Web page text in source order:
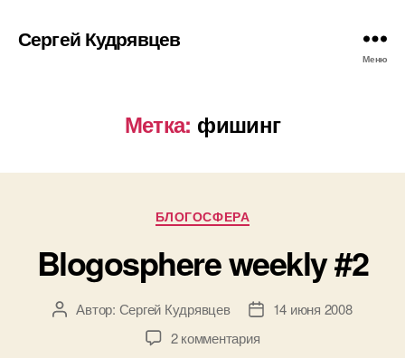
Сергей Кудрявцев
Меню
Метка: фишинг
Рубрики
БЛОГОСФЕРА
Blogosphere weekly #2
АвторАвтор: Сергей Кудрявцев
Дата14 июня 2008
2 комментарияк